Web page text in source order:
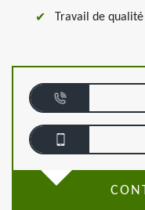
Travail de qualité